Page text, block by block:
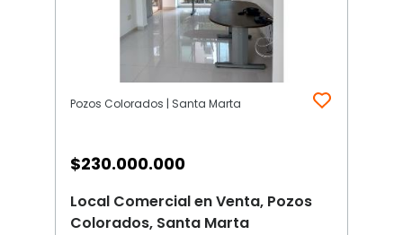
Pozos Colorados | Santa Marta
$230.000.000
Local Comercial en Venta, Pozos
Colorados, Santa Marta